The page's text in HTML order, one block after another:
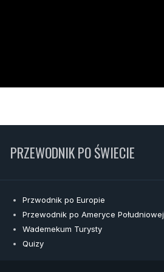
PRZEWODNIK PO ŚWIECIE
Przwodnik po Europie
Przewodnik po Ameryce Południowej
Wademekum Turysty
Quizy